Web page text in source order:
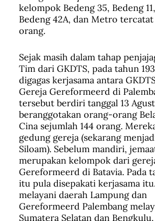
kelompok Bedeng 35, Bedeng
Bedeng 42A, dan Metro tercatat
orang.
Sejak masih dalam tahap
Tim dari GKDTS, pada tahun
digagas kerjasama antara
Gereja Ge­reformeerd di
tersebut berdiri tanggal 13
beranggotakan orang-orang
Cina sejumlah 144 orang.
gedung gereja (sekarang
Siloam). Sebelum mandiri,
merupakan kelompok dari
Gereformeerd di Batavia. Pada
itu pula disepakati kerjasama
melayani daerah Lampung dan
Gereformeerd Palembang
Sumatera Selatan dan Bengkulu.